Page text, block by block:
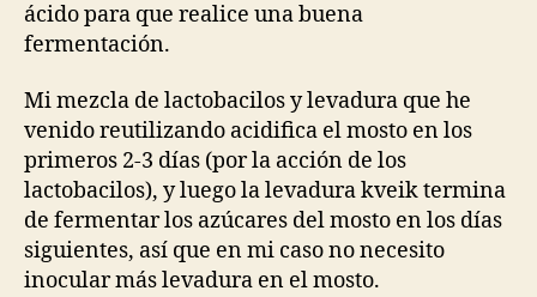
ácido para que realice una buena
fermentación.
Mi mezcla de lactobacilos y levadura que he
venido reutilizando acidifica el mosto en los
primeros 2-3 días (por la acción de los
lactobacilos), y luego la levadura kveik termina
de fermentar los azúcares del mosto en los días
siguientes, así que en mi caso no necesito
inocular más levadura en el mosto.